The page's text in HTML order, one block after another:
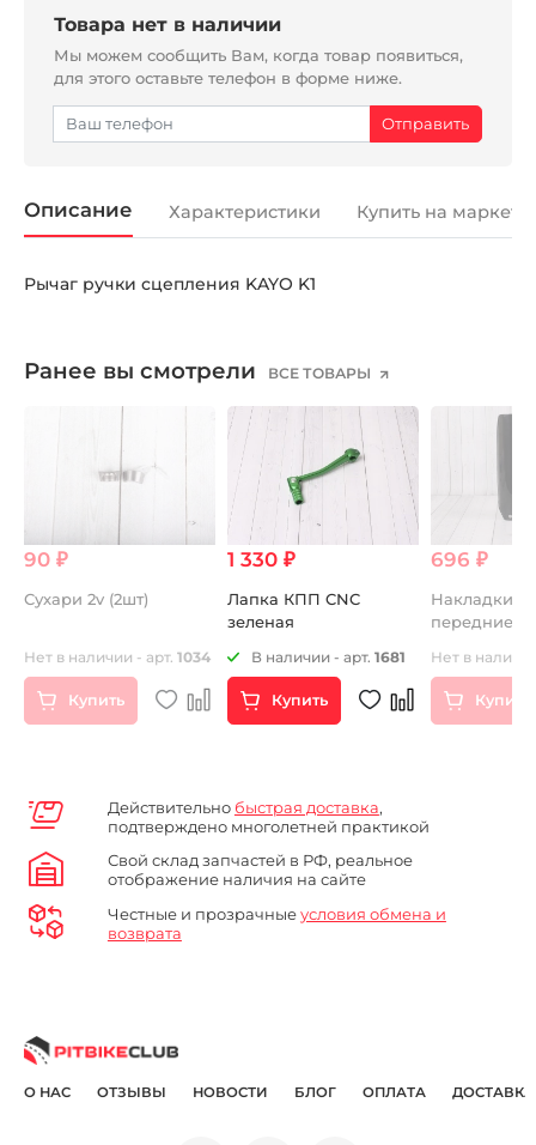
Товара нет в наличии
Мы можем сообщить Вам, когда товар появиться,
для этого оставьте телефон в форме ниже.
Описание Характеристики Купить на
Рычаг ручки сцепления KAYO K1
Ранее вы смотрели ВСЕ ТОВАРЫ
90 ₽
Сухари 2v (2шт)
Нет в наличии - арт. 1034
Купить
1 330 ₽
Лапка КПП CNC
зеленая
В наличии - арт. 1681
Купить
696 ₽
Накладки
передние
KAYO
Нет в
Купить
Действительно быстрая доставка,
подтверждено многолетней практикой
Свой склад запчастей в РФ, реальное
отображение наличия на сайте
Честные и прозрачныеусловия обмена и
возврата
О НАС ОТЗЫВЫ НОВОСТИ БЛОГ ОПЛАТА ДОСТАВКА